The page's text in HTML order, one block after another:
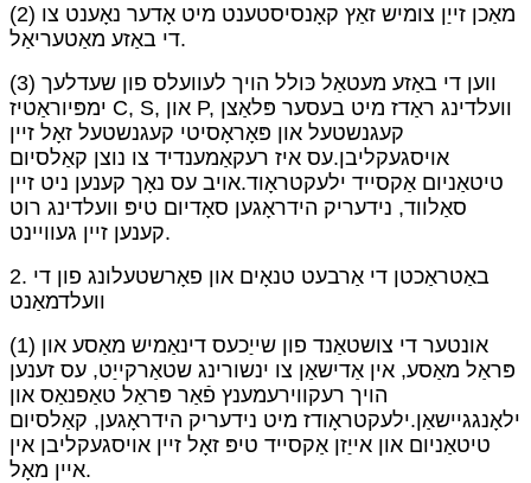
(2) מאַכן זייַן צומיש זאַץ קאָנסיסטענט מיט אָדער נאָענט צו
די באַזע מאַטעריאַל.
(3) ווען די באַזע מעטאַל כּולל הויך לעוועלס פון שעדלעך
ימפּיוראַטיז C, S, און P, וועלדינג ראַדז מיט בעסער פּלאַצן
קעגנשטעל און פּאָראָסיטי קעגנשטעל זאָל זיין
אויסגעקליבן.עס איז רעקאַמענדיד צו נוצן קאַלסיום
טיטאַניום אַקסייד ילעקטראָוד.אויב עס נאָך קענען ניט זיין
סאַלווד, נידעריק הידראָגען סאָדיום טיפּ וועלדינג רוט
קענען זיין געוויינט.
2. באַטראַכטן די אַרבעט טנאָים און פאָרשטעלונג פון די
וועלדמאַנט
(1) אונטער די צושטאַנד פון שייַכעס דינאַמיש מאַסע און
פּראַל מאַסע, אין אַדישאַן צו ינשורינג שטאַרקייַט, עס זענען
הויך רעקווירעמענץ פֿאַר פּראַל טאַפנאַס און
ילאָנגגיישאַן.ילעקטראָודז מיט נידעריק הידראָגען, קאַלסיום
טיטאַניום און אייַזן אַקסייד טיפּ זאָל זיין אויסגעקליבן אין
איין מאָל.